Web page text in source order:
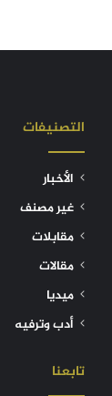
التصنيفات
الأخبار
غير مصنف
مقابلات
مقالات
ميديا
أدب وترفيه
تابعنا